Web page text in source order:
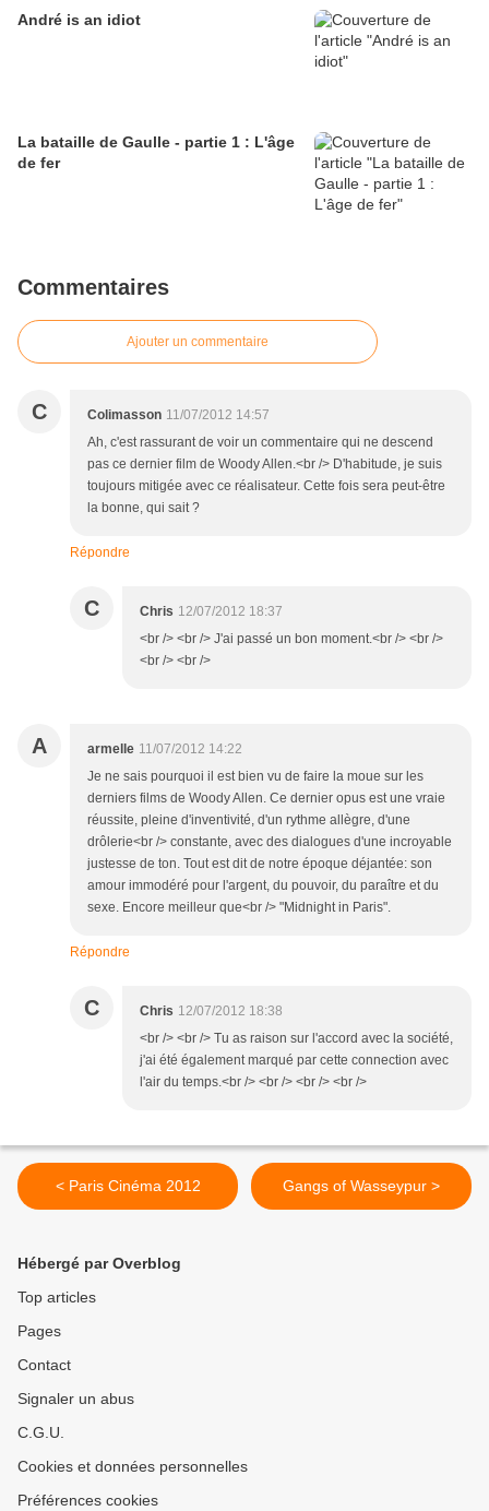
André is an idiot
La bataille de Gaulle - partie 1 : L'âge
de fer
Commentaires
Ajouter un commentaire
C Colimasson 11/07/2012 14:57
Ah, c'est rassurant de voir un commentaire qui ne descend
pas ce dernier film de Woody Allen.<br /> D'habitude, je suis
toujours mitigée avec ce réalisateur. Cette fois sera peut-être
la bonne, qui sait ?
Répondre
C Chris 12/07/2012 18:37
<br /> <br /> J'ai passé un bon moment.<br /> <br />
<br /> <br />
A armelle 11/07/2012 14:22
Je ne sais pourquoi il est bien vu de faire la moue sur les
derniers films de Woody Allen. Ce dernier opus est une vraie
réussite, pleine d'inventivité, d'un rythme allègre, d'une
drôlerie<br /> constante, avec des dialogues d'une incroyable
justesse de ton. Tout est dit de notre époque déjantée: son
amour immodéré pour l'argent, du pouvoir, du paraître et du
sexe. Encore meilleur que<br /> "Midnight in Paris".
Répondre
C Chris 12/07/2012 18:38
<br /> <br /> Tu as raison sur l'accord avec la société,
j'ai été également marqué par cette connection avec
l'air du temps.<br /> <br /> <br /> <br />
< Paris Cinéma 2012 Gangs of Wasseypur >
Hébergé par Overblog
Top articles
Pages
Contact
Signaler un abus
C.G.U.
Cookies et données personnelles
Préférences cookies